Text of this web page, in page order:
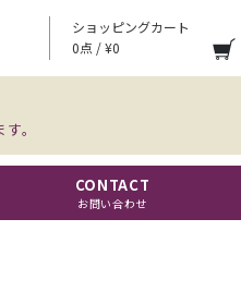
ショッピングカート
0点 / ¥0
。
CONTACT
お問い合わせ